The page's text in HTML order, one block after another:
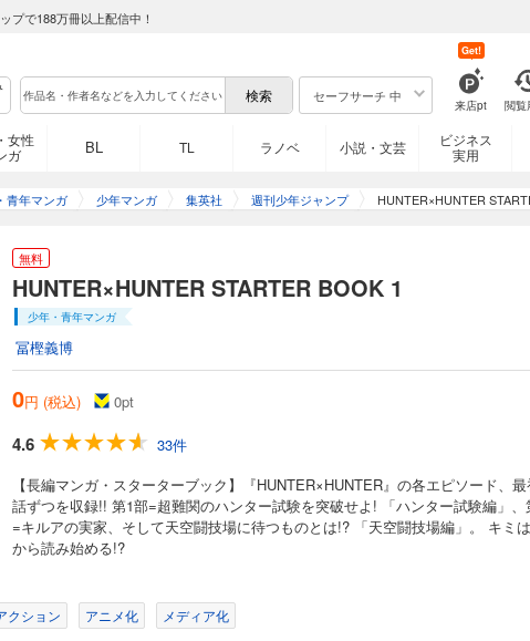
プで188万冊以上配信中！
セーフサーチ 中
来店pt
Get!
閲覧
女性
ガ
BL TL ラノベ 小説・文芸
ビジネス
実用
青年マンガ 少年マンガ 集英社 週刊少年ジャンプ HUNTER×HUNTER
無料
HUNTER×HUNTER STARTER BOOK 1
少年・青年マンガ
冨樫義博
0円 (税込) 0pt
4.6
33件
【長編マンガ・スターターブック】『HUNTER×HUNTER』の各エピソード、
話ずつを収録!! 第1部=超難関のハンター試験を突破せよ! 「ハンター試験編」、
=キルアの実家、そして天空闘技場に待つものとは!? 「天空闘技場編」。 キミ
から読み始める!?
クション アニメ化 メディア化